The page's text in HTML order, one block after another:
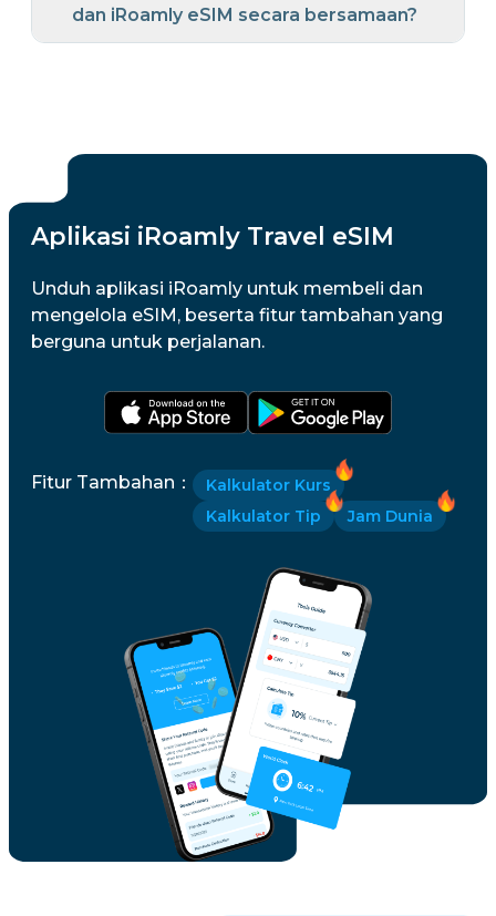
dan iRoamly eSIM secara bersamaan?
Aplikasi iRoamly Travel eSIM
Unduh aplikasi iRoamly untuk membeli dan
mengelola eSIM, beserta fitur tambahan yang
berguna untuk perjalanan.
Fitur Tambahan ：
Kalkulator Kurs
Kalkulator Tip
Jam Dunia